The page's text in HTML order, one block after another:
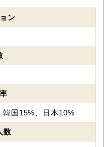
ン
国15%、日本10%
数